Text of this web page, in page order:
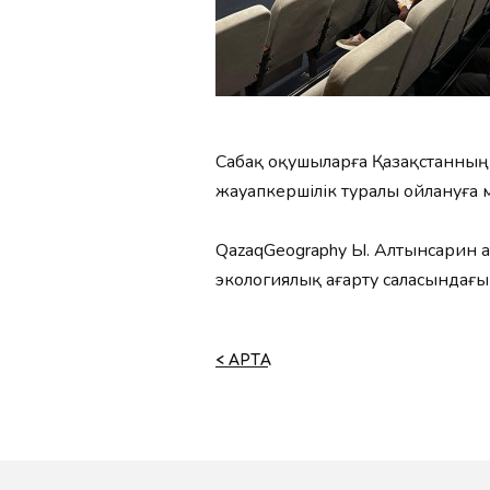
Сабақ оқушыларға
жауапкершілік туралы ойлануға
QazaqGeography Ы. Алтынсарин
экологиялық ағарту
< АРТҚА